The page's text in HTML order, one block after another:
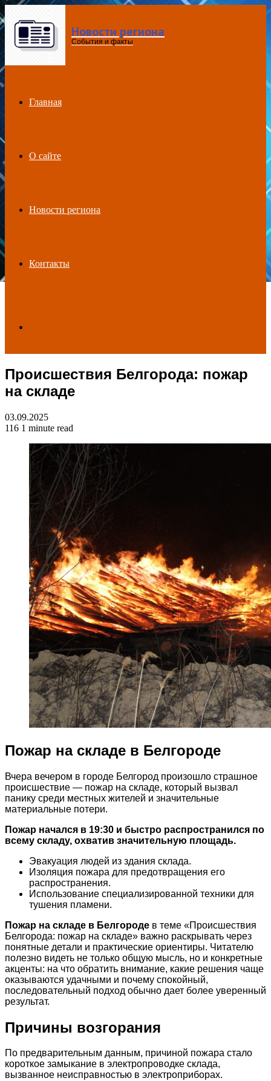
Menu Новости региона
События и факты
Главная
О сайте
Новости региона
Контакты
for
Происшествия Белгорода: пожар
на складе
03.09.2025
116 1 minute read
Пожар на складе в Белгороде
Вчера вечером в городе Белгород произошло страшное
происшествие — пожар на складе, который вызвал
панику среди местных жителей и значительные
материальные потери.
Пожар начался в 19:30 и быстро распространился по
всему складу, охватив значительную площадь.
Эвакуация людей из здания склада.
Изоляция пожара для предотвращения его
распространения.
Использование специализированной техники для
тушения пламени.
Пожар на складе в Белгороде в теме «Происшествия
Белгорода: пожар на складе» важно раскрывать через
понятные детали и практические ориентиры. Читателю
полезно видеть не только общую мысль, но и конкретные
акценты: на что обратить внимание, какие решения чаще
оказываются удачными и почему спокойный,
последовательный подход обычно дает более уверенный
результат.
Причины возгорания
По предварительным данным, причиной пожара стало
короткое замыкание в электропроводке склада,
вызванное неисправностью в электроприборах.